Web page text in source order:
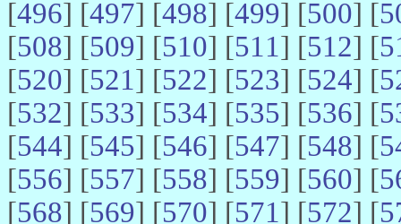
[496] [497] [498] [499] [500] [
[508] [509] [510] [511] [512] [
[520] [521] [522] [523] [524] [
[532] [533] [534] [535] [536] [
[544] [545] [546] [547] [548] [
[556] [557] [558] [559] [560] [
[568] [569] [570] [571] [572] [